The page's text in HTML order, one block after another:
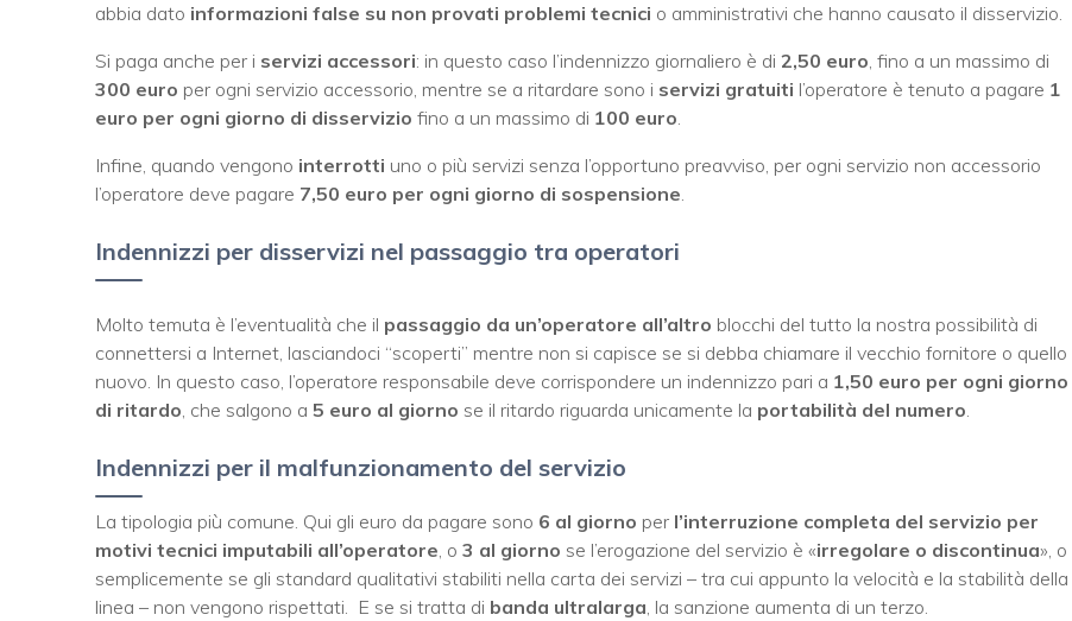
abbia dato informazioni false su non provati problemi tecnici o amministrativi che hanno causato il disservizio.
Si paga anche per i servizi accessori: in questo caso l’indennizzo giornaliero è di 2,50 euro, fino a un massimo di
300 euro per ogni servizio accessorio, mentre se a ritardare sono i servizi gratuiti l’operatore è tenuto a pagare 1
euro per ogni giorno di disservizio fino a un massimo di 100 euro.
Infine, quando vengono interrotti uno o più servizi senza l’opportuno preavviso, per ogni servizio non accessorio
l’operatore deve pagare 7,50 euro per ogni giorno di sospensione.
Indennizzi per disservizi nel passaggio tra operatori
Molto temuta è l’eventualità che il passaggio da un’operatore all’altro blocchi del tutto la nostra possibilità di
connettersi a Internet, lasciandoci “scoperti” mentre non si capisce se si debba chiamare il vecchio fornitore o quello
nuovo. In questo caso, l’operatore responsabile deve corrispondere un indennizzo pari a 1,50 euro per ogni giorno
di ritardo, che salgono a 5 euro al giorno se il ritardo riguarda unicamente la portabilità del numero.
Indennizzi per il malfunzionamento del servizio
La tipologia più comune. Qui gli euro da pagare sono 6 al giorno per l’interruzione completa del servizio per
motivi tecnici imputabili all’operatore, o 3 al giorno se l’erogazione del servizio è «irregolare o discontinua», o
semplicemente se gli standard qualitativi stabiliti nella carta dei servizi – tra cui appunto la velocità e la stabilità della
linea – non vengono rispettati. E se si tratta di banda ultralarga, la sanzione aumenta di un terzo.